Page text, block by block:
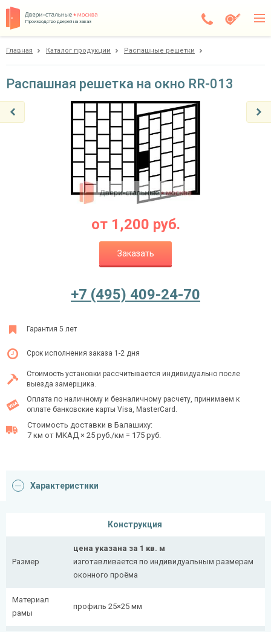
Производство дверей на заказ
Доставка
Установка
Покупателям
+7 (495) 409-24-70
Главная Каталог продукции Распашные решетки
Распашная решетка на окно RR-013
от 1,200 руб.
Заказать
+7 (495) 409-24-70
Гарантия 5 лет
Срок исполнения заказа 1-2 дня
Стоимость установки рассчитывается индивидуально после
выезда замерщика.
Оплата по наличному и безналичному расчету, принимаем к
оплате банковские карты Visa, MasterCard.
Стоимость доставки в Балашиху:
7 км от МКАД × 25 руб./км = 175 руб.
Характеристики
Конструкция
Размер
цена указана за 1 кв. м
изготавливается по индивидуальным размерам
оконного проёма
Материал
рамы
профиль 25×25 мм